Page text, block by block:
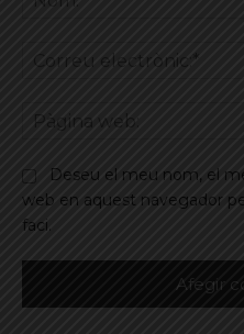
Deseu el meu nom, el
web en aquest navegador
faci.